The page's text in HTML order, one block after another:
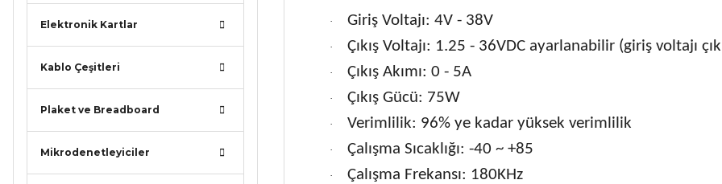
Elektronik Kartlar
Kablo Çeşitleri
Plaket ve Breadboard
Mikrodenetleyiciler
· Giriş Voltajı: 4V - 38V
· Çıkış Voltajı: 1.25 - 36VDC ayarlanabilir (giriş voltajı
· Çıkış Akımı: 0 - 5A
· Çıkış Gücü: 75W
· Verimlilik: 96% ye kadar yüksek verimlilik
· Çalışma Sıcaklığı: -40 ~ +85
· Çalışma Frekansı: 180KHz